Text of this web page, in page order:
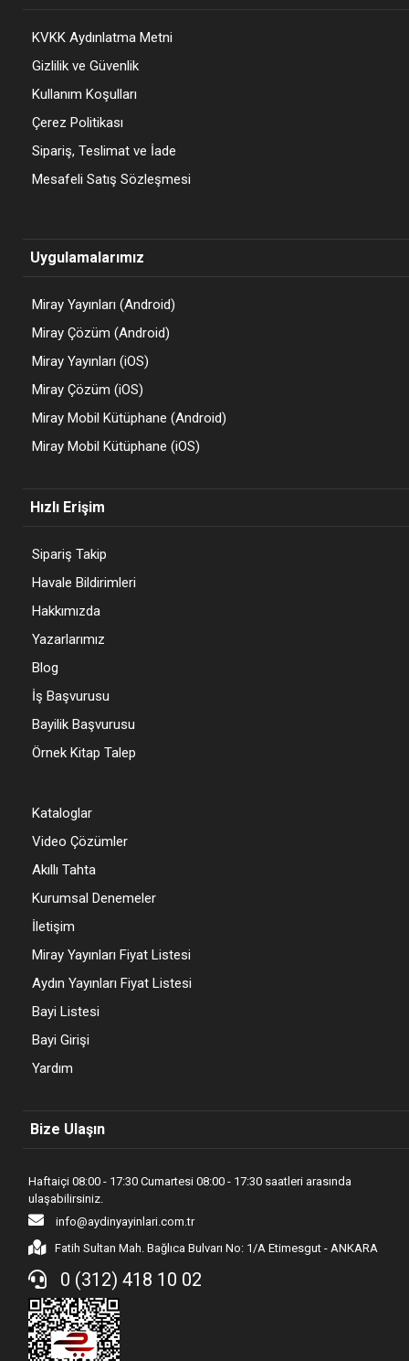
KVKK Aydınlatma Metni
Gizlilik ve Güvenlik
Kullanım Koşulları
Çerez Politikası
Sipariş, Teslimat ve İade
Mesafeli Satış Sözleşmesi
Uygulamalarımız
Miray Yayınları (Android)
Miray Çözüm (Android)
Miray Yayınları (iOS)
Miray Çözüm (iOS)
Miray Mobil Kütüphane (Android)
Miray Mobil Kütüphane (iOS)
Hızlı Erişim
Sipariş Takip
Havale Bildirimleri
Hakkımızda
Yazarlarımız
Blog
İş Başvurusu
Bayilik Başvurusu
Örnek Kitap Talep
Kataloglar
Video Çözümler
Akıllı Tahta
Kurumsal Denemeler
İletişim
Miray Yayınları Fiyat Listesi
Aydın Yayınları Fiyat Listesi
Bayi Listesi
Bayi Girişi
Yardım
Bize Ulaşın
Haftaiçi 08:00 - 17:30 Cumartesi 08:00 - 17:30 saatleri arasında
ulaşabilirsiniz.
info@aydinyayinlari.com.tr
Fatih Sultan Mah. Bağlıca Bulvarı No: 1/A Etimesgut - ANKARA
0 (312) 418 10 02